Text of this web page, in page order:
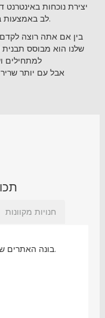
יצירת נוכחות
לב באמצעות בונה אתרי הגרירה ושחרור עשה זאת בעצמך.
בין אם אתה רוצה
שלנו הוא מבוסס
למתחילים
חנויות מקוונות
בונה האתרים שלנו כולל את מערך התכונות המלא.